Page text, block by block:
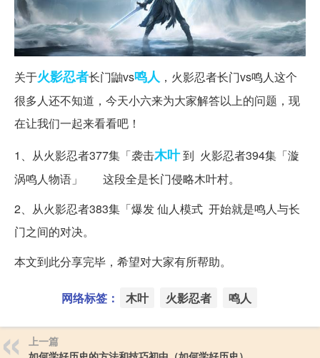
关于火影忍者长门鼬vs鸣人 ，火影忍者长门vs鸣人这个
很多人还不知道，今天小六来为大家解答以上的问题，现
在让我们一起来看看吧！
1、从火影忍者377集「袭击木叶到 火影忍者394集「漩
涡鸣人物语」 这段全是长门侵略木叶村。
2、从火影忍者383集「爆发 仙人模式 开始就是鸣人与长
门之间的对决。
本文到此分享完毕，希望对大家有所帮助。
网络标签： 木叶 火影忍者 鸣人
上一篇